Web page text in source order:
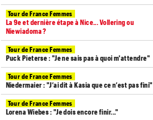
Tour de France Femmes
La 9e et dernière étape à Nice... Vollering ou
Niewiadoma ?
Tour de France Femmes
Puck Pieterse : "Je ne sais pas à quoi m'attendre"
Tour de France Femmes
Niedermaier : "J’ai dit à Kasia que ce n’est pas fini"
Tour de France Femmes
Lorena Wiebes : "Je dois encore finir..."